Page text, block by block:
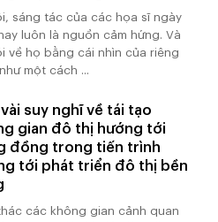
sáng tác của các họa sĩ ngày
luôn là nguồn cảm hứng. Và
về họ bằng cái nhìn của riêng
một cách ...
suy nghĩ về tái tạo
gian đô thị hướng tới
đồng trong tiến trình
tới phát triển đô thị bền
các không gian cảnh quan